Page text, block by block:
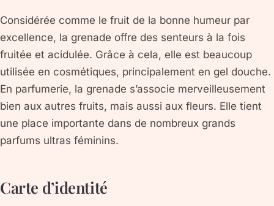
Considérée comme le fruit de la bonne humeur par
excellence, la grenade offre des senteurs à la fois
fruitée et acidulée. Grâce à cela, elle est beaucoup
utilisée en cosmétiques, principalement en gel douche.
En parfumerie, la grenade s’associe merveilleusement
bien aux autres fruits, mais aussi aux fleurs. Elle tient
une place importante dans de nombreux grands
parfums ultras féminins.
Carte d’identité